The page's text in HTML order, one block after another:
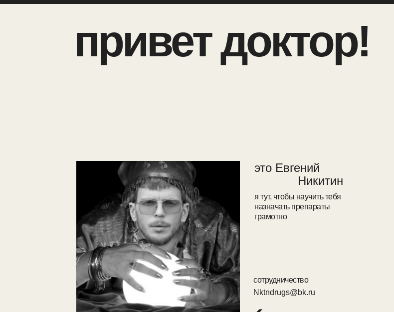
привет доктор!
это Евгений
я тут, чтобы научить тебя
назначать препараты
грамотно
Никитин
Nktndrugs@bk.ru
сотрудничество